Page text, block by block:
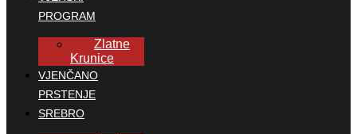
PROGRAM
Zlatne
Krunice
VJENČANO
PRSTENJE
SREBRO